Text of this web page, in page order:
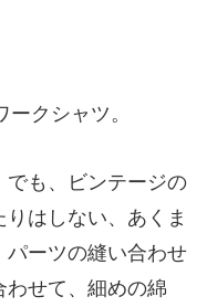
クシャツ。
でも、ビンテージの
はしない、あくま
パーツの縫い合わせ
わせて、細めの綿